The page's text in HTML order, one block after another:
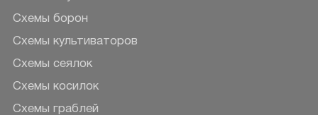
Схемы борон
Схемы культиваторов
Схемы сеялок
Схемы косилок
Схемы граблей